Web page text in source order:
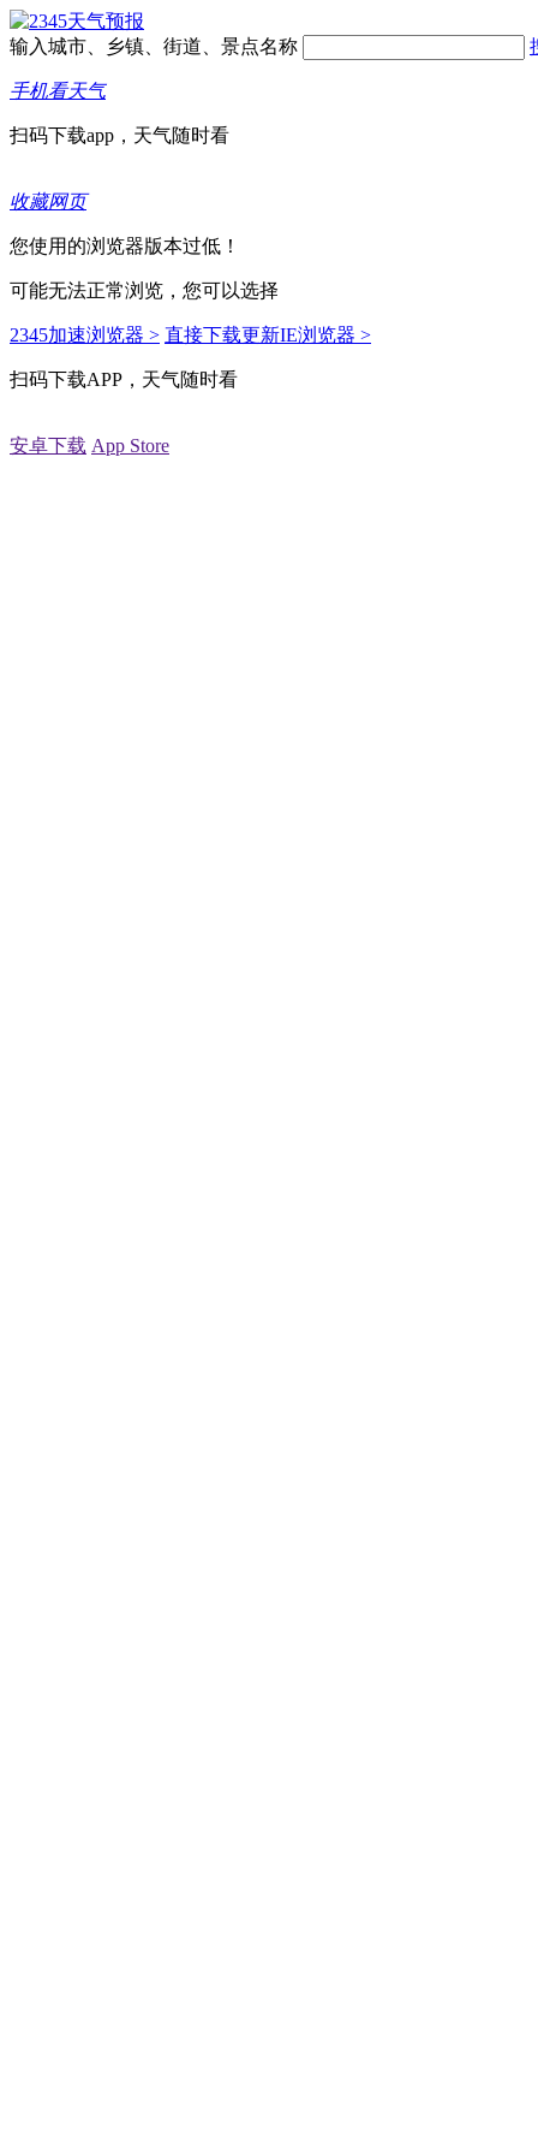
输入城市、乡镇、街道、景点名称
手机看天气
扫码下载app，天气随时看
收藏网页
您使用的浏览器版本过低！
可能无法正常浏览，您可以选择
2345加速浏览器 > 直接下载更新IE浏览器 >
扫码下载APP，天气随时看
安卓下载 App Store